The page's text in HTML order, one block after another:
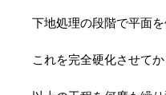
下地処理の段階で平面
これを完全硬化させて